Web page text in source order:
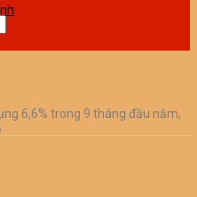
6,6% trong 9 tháng đầu năm,